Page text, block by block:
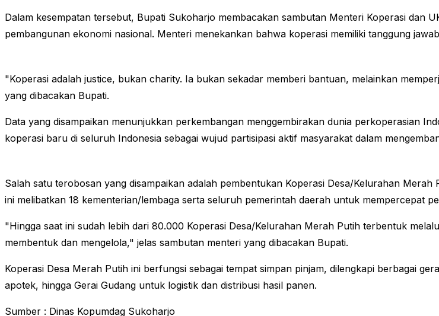
Dalam kesempatan tersebut, Bupati Sukoharjo membacakan sambutan Menteri Koperasi dan
pembangunan ekonomi nasional. Menteri menekankan bahwa koperasi memiliki tanggung
"Koperasi adalah justice, bukan charity. Ia bukan sekadar memberi bantuan, melainkan
yang dibacakan Bupati.
Data yang disampaikan menunjukkan perkembangan menggembirakan dunia perkoperasian
koperasi baru di seluruh Indonesia sebagai wujud partisipasi aktif masyarakat dalam
Salah satu terobosan yang disampaikan adalah pembentukan Koperasi Desa/Kelurahan
ini melibatkan 18 kementerian/lembaga serta seluruh pemerintah daerah untuk mempercepat
"Hingga saat ini sudah lebih dari 80.000 Koperasi Desa/Kelurahan Merah Putih terbentuk
membentuk dan mengelola," jelas sambutan menteri yang dibacakan Bupati.
Koperasi Desa Merah Putih ini berfungsi sebagai tempat simpan pinjam, dilengkapi berbagai
apotek, hingga Gerai Gudang untuk logistik dan distribusi hasil panen.
Sumber : Dinas Kopumdag Sukoharjo